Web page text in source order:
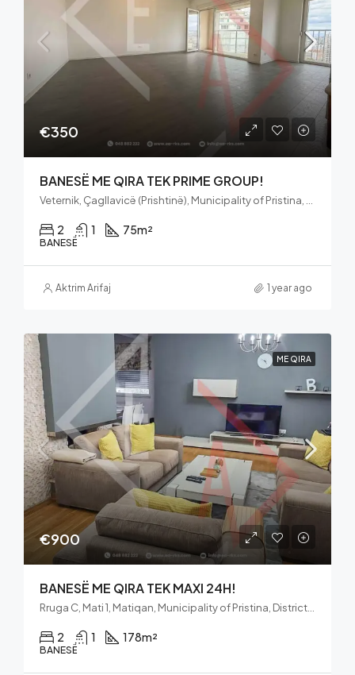
€350
BANESË ME QIRA TEK PRIME GROUP!
Veternik, Çagllavicë (Prishtinë), Municipality of Pristina, District of Prishtina, 10100, Kosovo
2 1 75m²
BANESË
Aktrim Arifaj 1 year ago
ME QIRA
€900
BANESË ME QIRA TEK MAXI 24H!
Rruga C, Mati 1, Matiqan, Municipality of Pristina, District of Prishtina, 10060, Kosovo
2 1 178m²
BANESË